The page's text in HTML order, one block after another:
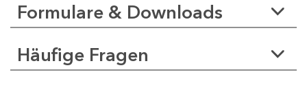
Formulare & Downloads
Häufige Fragen